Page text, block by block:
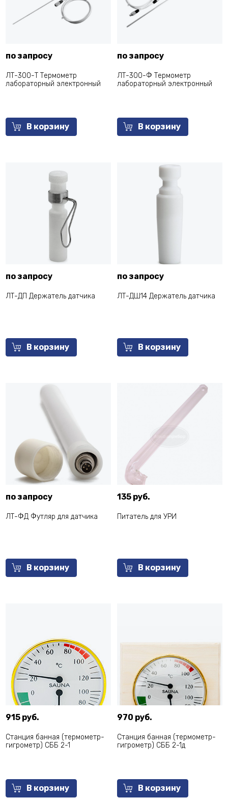
по запросу
ЛТ-300-Т Термометр
лабораторный электронный
В корзину
по запросу
ЛТ-300-Ф Термометр
лабораторный электронный
В корзину
по запросу
ЛТ-ДП Держатель датчика
В корзину
по запросу
ЛТ-ДШ14 Держатель датчика
В корзину
по запросу
ЛТ-ФД Футляр для датчика
В корзину
135 руб.
Питатель для УРИ
В корзину
915 руб.
Станция банная (термометр-
гигрометр) СББ 2-1
В корзину
970 руб.
Станция банная (термометр-
гигрометр) СББ 2-1д
В корзину